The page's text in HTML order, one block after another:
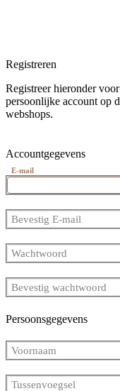
Registreren
Registreer hieronder
persoonlijke account op
webshops.
Accountgegevens
E-mail
Bevestig E-mail
Wachtwoord
Bevestig wachtwoord
Persoonsgegevens
Voornaam
Tussenvoegsel